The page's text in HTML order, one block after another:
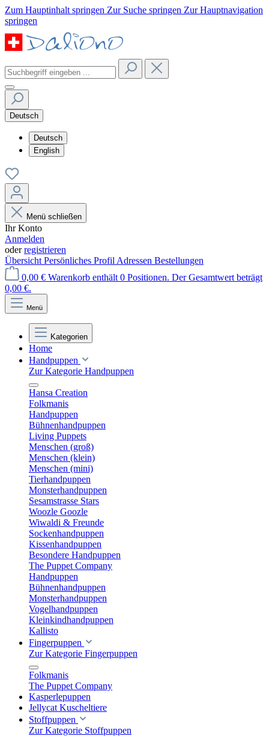
Zum Hauptinhalt springen Zur Suche springen Zur Hauptnavigation
springen
Deutsch
Deutsch
English
Menü schließen
Ihr Konto
Anmelden
oderregistrieren
Übersicht Persönliches Profil Adressen Bestellungen
0,00 € Warenkorb enthält 0 Positionen. Der Gesamtwert beträgt
0,00 €.
Menü
Kategorien
Home
Handpuppen
Zur Kategorie Handpuppen
Hansa Creation
Folkmanis
Handpuppen
Bühnenhandpuppen
Living Puppets
Menschen (groß)
Menschen (klein)
Menschen (mini)
Tierhandpuppen
Monsterhandpuppen
Sesamstrasse Stars
Woozle Goozle
Wiwaldi & Freunde
Sockenhandpuppen
Kissenhandpuppen
Besondere Handpuppen
The Puppet Company
Handpuppen
Bühnenhandpuppen
Monsterhandpuppen
Vogelhandpuppen
Kleinkindhandpuppen
Kallisto
Fingerpuppen
Zur Kategorie Fingerpuppen
Folkmanis
The Puppet Company
Kasperlepuppen
Jellycat Kuscheltiere
Stoffpuppen
Zur Kategorie Stoffpuppen